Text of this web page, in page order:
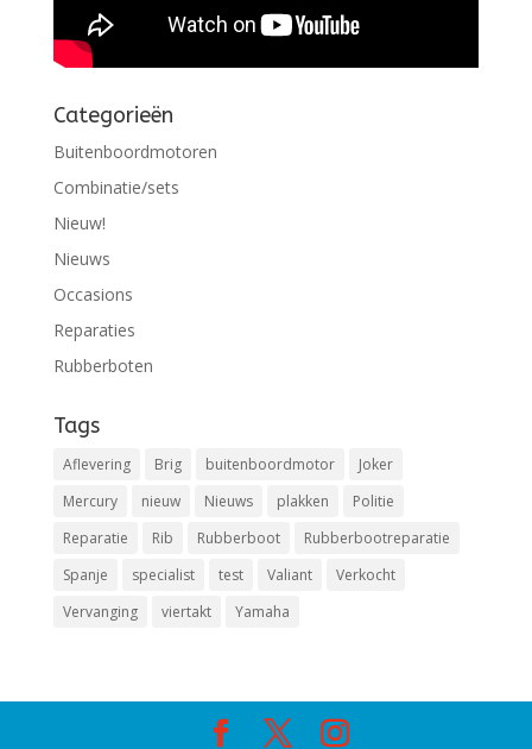
Categorieën
Buitenboordmotoren
Combinatie/sets
Nieuw!
Nieuws
Occasions
Reparaties
Rubberboten
Tags
Aflevering Brig buitenboordmotor
Joker
Mercury
nieuw Nieuws plakken
Politie
Reparatie
Rib Rubberboot
Rubberbootreparatie
Spanje
specialist test Valiant
Verkocht
Vervanging
viertakt Yamaha